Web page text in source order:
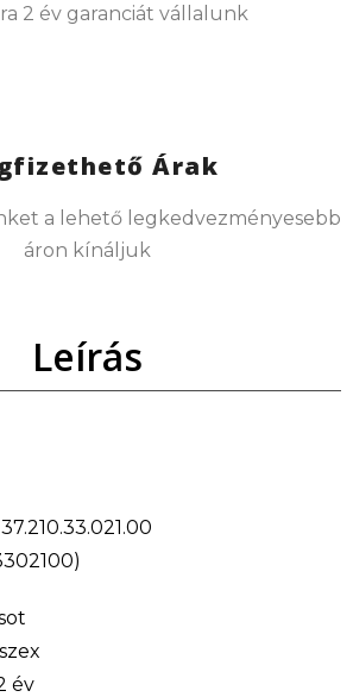
2 év garanciát vállalunk
Árak
a lehető legkedvezményesebb
áron kínáljuk
Leírás
év